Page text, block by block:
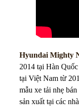
Hyundai Mighty
2014 tại Hàn
tại Việt Nam từ
mẫu xe tải nhẹ
sản xuất tại các